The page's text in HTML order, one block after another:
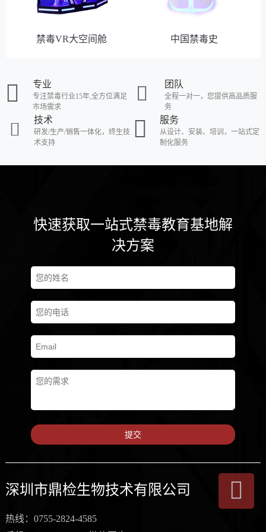
禁毒VR大空间舱 中国禁毒史
专业
专注禁毒行业15年,全方位满足
市场需求
团队
全程一对一，您提供高品质服
务
技术
研发/生产/销售一体化，终生技
术支持
服务
从设计、安装、培训，一站式定
制化服务
快速获取一站式禁毒教育基地解
决方案
提交
深圳市鼎检生物技术有限公司
热线：0755-2824-4585